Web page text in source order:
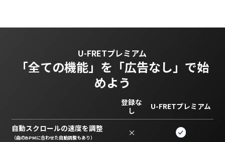
U-FRETプレミアム
「全ての機能」を 「広告なし」で始
めよう
登録な
し
U-FRETプレミアム
自動スクロールの速度を調整
（曲のBPMに合わせた自動調整もあり） ×